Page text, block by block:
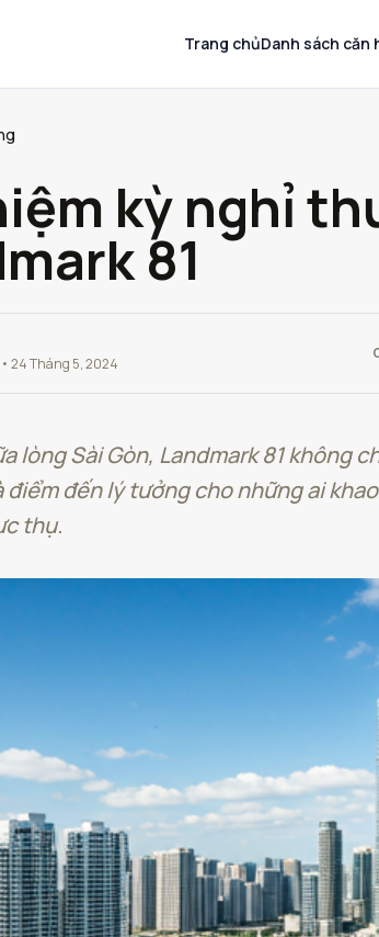
Trang chủDanh sách căn
kỳ nghỉ
81
24 Tháng 5, 2024
lòng Sài Gòn, Landmark 81 không
điểm đến lý tưởng cho những ai
thụ.